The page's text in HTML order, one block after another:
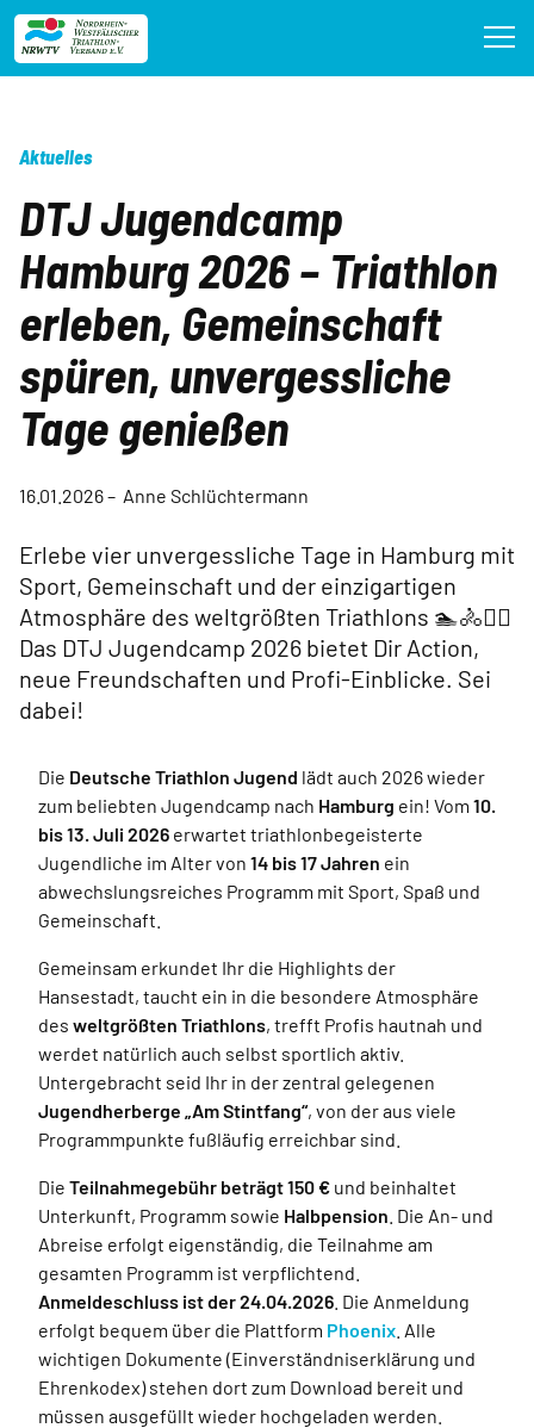
Direkt
zum
Inhalt
Aktuelles
DTJ Jugendcamp
Hamburg 2026 – Triathlon
erleben, Gemeinschaft
spüren, unvergessliche
Tage genießen
16.01.2026 – Anne Schlüchtermann
Erlebe vier unvergessliche Tage in Hamburg mit
Sport, Gemeinschaft und der einzigartigen
Atmosphäre des weltgrößten Triathlons 🏊🚴🏃‍♂️
Das DTJ Jugendcamp 2026 bietet Dir Action,
neue Freundschaften und Profi-Einblicke. Sei
dabei!
Die Deutsche Triathlon Jugend lädt auch 2026 wieder
zum beliebten Jugendcamp nach Hamburg ein! Vom 10.
bis 13. Juli 2026 erwartet triathlonbegeisterte
Jugendliche im Alter von 14 bis 17 Jahren ein
abwechslungsreiches Programm mit Sport, Spaß und
Gemeinschaft.
Gemeinsam erkundet Ihr die Highlights der
Hansestadt, taucht ein in die besondere Atmosphäre
des weltgrößten Triathlons, trefft Profis hautnah und
werdet natürlich auch selbst sportlich aktiv.
Untergebracht seid Ihr in der zentral gelegenen
Jugendherberge „Am Stintfang“, von der aus viele
Programmpunkte fußläufig erreichbar sind.
Die Teilnahmegebühr beträgt 150 € und beinhaltet
Unterkunft, Programm sowie Halbpension . Die An- und
Abreise erfolgt eigenständig, die Teilnahme am
gesamten Programm ist verpflichtend.
Anmeldeschluss ist der 24.04.2026 . Die Anmeldung
erfolgt bequem über die Plattform Phoenix . Alle
wichtigen Dokumente (Einverständniserklärung und
Ehrenkodex) stehen dort zum Download bereit und
müssen ausgefüllt wieder hochgeladen werden.